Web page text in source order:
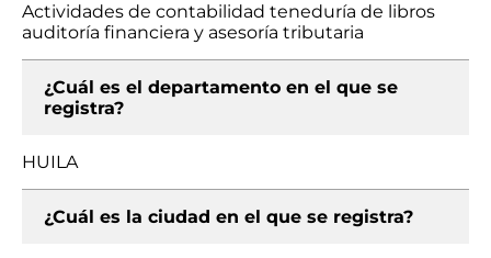
Actividades de contabilidad teneduría de libros
auditoría financiera y asesoría tributaria
¿Cuál es el departamento en el que se
registra?
HUILA
¿Cuál es la ciudad en el que se registra?